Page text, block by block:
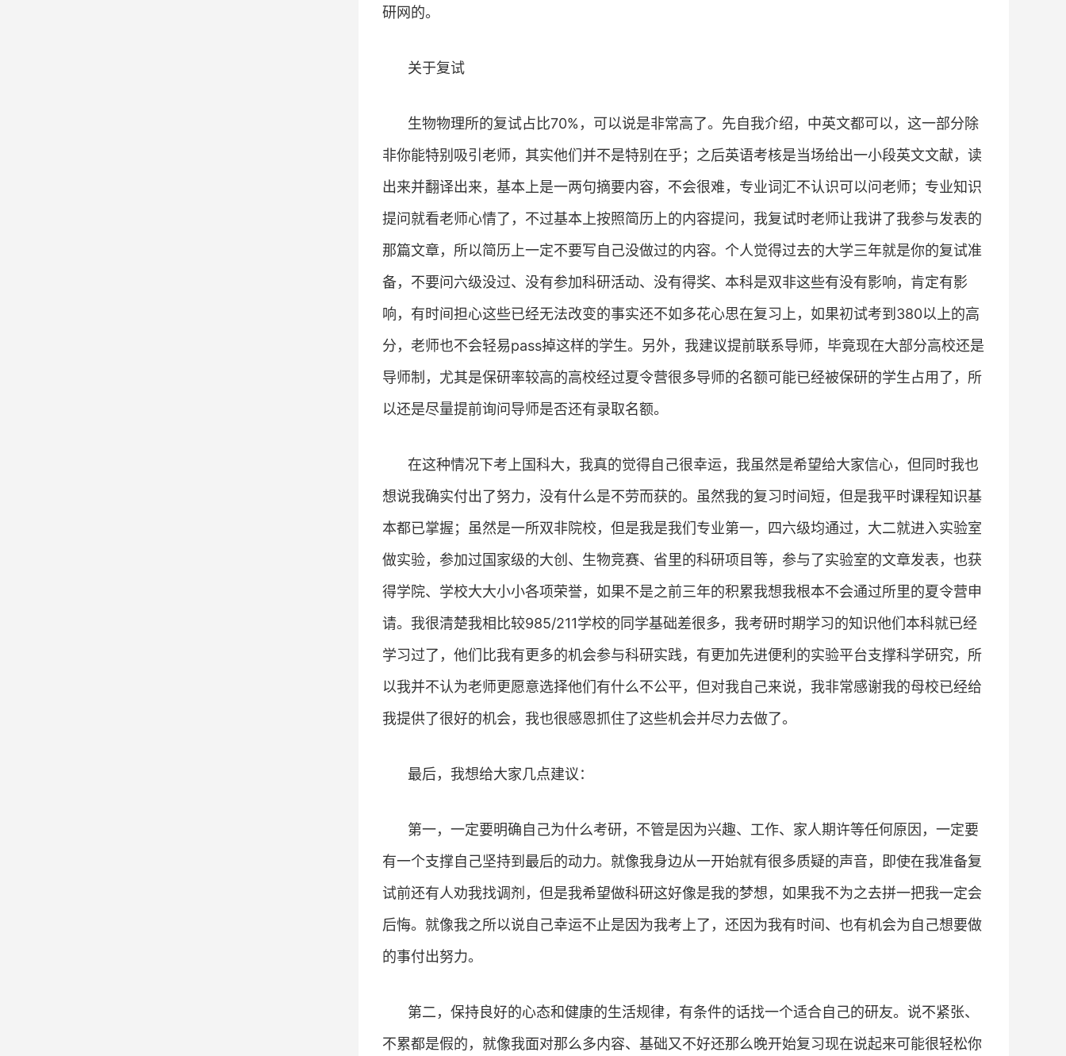
研网的。
关于复试
生物物理所的复试占比70%，可以说是非常高了。先自我介绍，中英文都可以，这一部分除
非你能特别吸引老师，其实他们并不是特别在乎；之后英语考核是当场给出一小段英文文献，读
出来并翻译出来，基本上是一两句摘要内容，不会很难，专业词汇不认识可以问老师；专业知识
提问就看老师心情了，不过基本上按照简历上的内容提问，我复试时老师让我讲了我参与发表的
那篇文章，所以简历上一定不要写自己没做过的内容。个人觉得过去的大学三年就是你的复试准
备，不要问六级没过、没有参加科研活动、没有得奖、本科是双非这些有没有影响，肯定有影
响，有时间担心这些已经无法改变的事实还不如多花心思在复习上，如果初试考到380以上的高
分，老师也不会轻易pass掉这样的学生。另外，我建议提前联系导师，毕竟现在大部分高校还是
导师制，尤其是保研率较高的高校经过夏令营很多导师的名额可能已经被保研的学生占用了，所
以还是尽量提前询问导师是否还有录取名额。
在这种情况下考上国科大，我真的觉得自己很幸运，我虽然是希望给大家信心，但同时我也
想说我确实付出了努力，没有什么是不劳而获的。虽然我的复习时间短，但是我平时课程知识基
本都已掌握；虽然是一所双非院校，但是我是我们专业第一，四六级均通过，大二就进入实验室
做实验，参加过国家级的大创、生物竞赛、省里的科研项目等，参与了实验室的文章发表，也获
得学院、学校大大小小各项荣誉，如果不是之前三年的积累我想我根本不会通过所里的夏令营申
请。我很清楚我相比较985/211学校的同学基础差很多，我考研时期学习的知识他们本科就已经
学习过了，他们比我有更多的机会参与科研实践，有更加先进便利的实验平台支撑科学研究，所
以我并不认为老师更愿意选择他们有什么不公平，但对我自己来说，我非常感谢我的母校已经给
我提供了很好的机会，我也很感恩抓住了这些机会并尽力去做了。
最后，我想给大家几点建议：
第一，一定要明确自己为什么考研，不管是因为兴趣、工作、家人期许等任何原因，一定要
有一个支撑自己坚持到最后的动力。就像我身边从一开始就有很多质疑的声音，即使在我准备复
试前还有人劝我找调剂，但是我希望做科研这好像是我的梦想，如果我不为之去拼一把我一定会
后悔。就像我之所以说自己幸运不止是因为我考上了，还因为我有时间、也有机会为自己想要做
的事付出努力。
第二，保持良好的心态和健康的生活规律，有条件的话找一个适合自己的研友。说不紧张、
不累都是假的，就像我面对那么多内容、基础又不好还那么晚开始复习现在说起来可能很轻松你